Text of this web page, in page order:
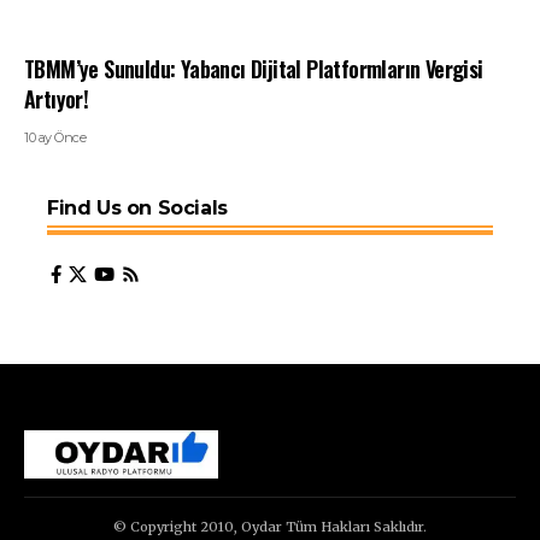
TBMM’ye Sunuldu: Yabancı Dijital Platformların Vergisi
Artıyor!
10 ay Önce
Find Us on Socials
© Copyright 2010, Oydar Tüm Hakları Saklıdır.